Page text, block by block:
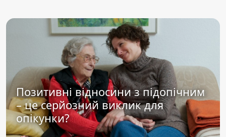
Позитивні відносини з підопічним
– це серйозний виклик для
опікунки?